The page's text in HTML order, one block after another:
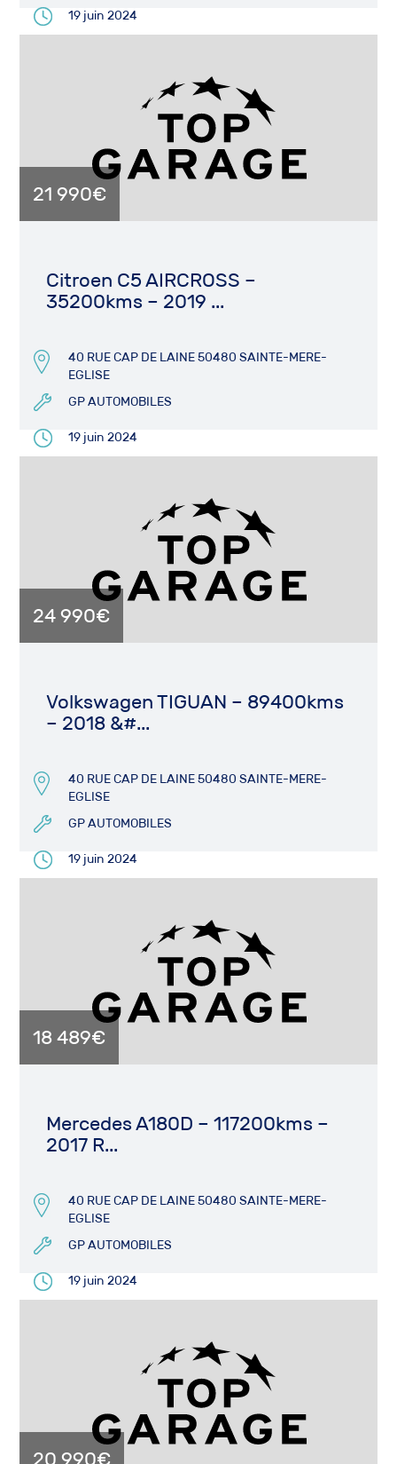
19 juin 2024
21 990€
Citroen C5 AIRCROSS –
35200kms – 2019 ...
40 RUE CAP DE LAINE 50480 SAINTE-MERE-
EGLISE
GP AUTOMOBILES
19 juin 2024
24 990€
Volkswagen TIGUAN – 89400kms
– 2018 &#...
40 RUE CAP DE LAINE 50480 SAINTE-MERE-
EGLISE
GP AUTOMOBILES
19 juin 2024
18 489€
Mercedes A180D – 117200kms –
2017 R...
40 RUE CAP DE LAINE 50480 SAINTE-MERE-
EGLISE
GP AUTOMOBILES
19 juin 2024
20 990€